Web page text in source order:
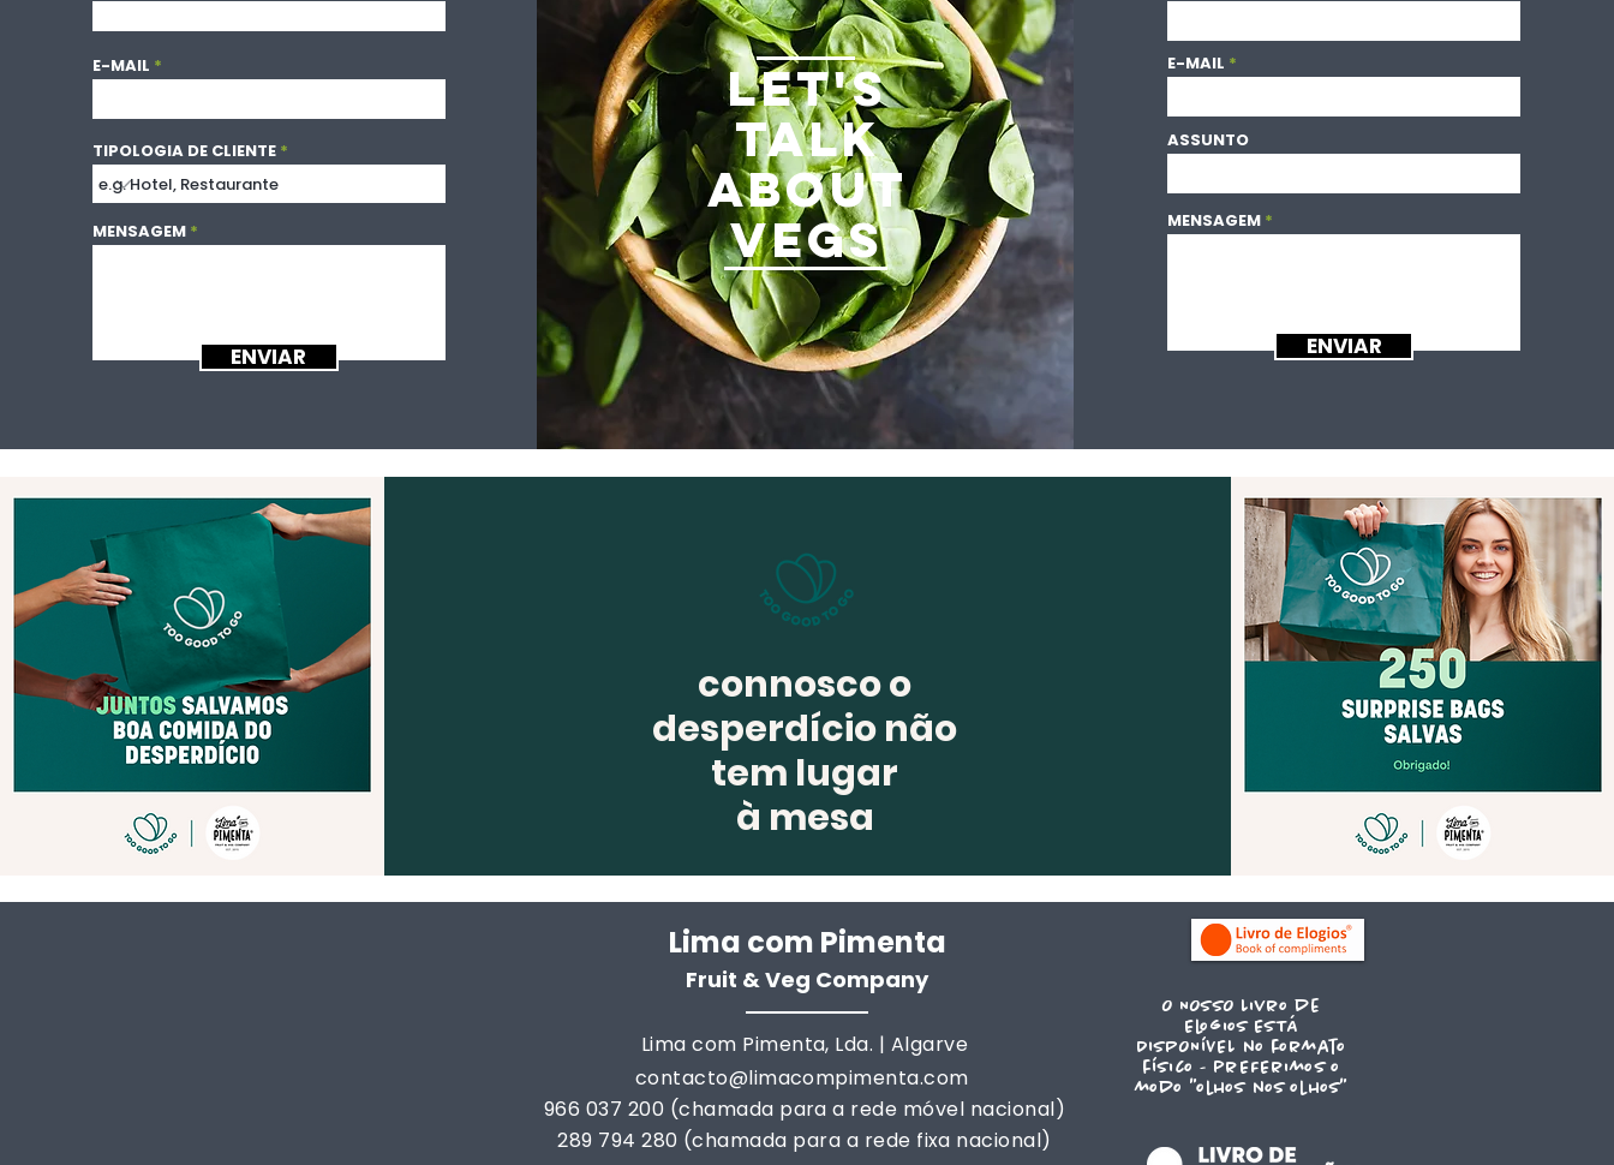
E-MAIL
TIPOLOGIA DE CLIENTE
MENSAGEM
ENVIAR
LET'S
TALK
ABOUT
VEGS
E-MAIL
ASSUNTO
MENSAGEM
ENVIAR
connosco o
desperdício não
tem lugar
à mesa
Lima com Pimenta
Fruit & Veg Company
Lima com Pimenta, Lda. | Algarve
contacto@limacompimenta.com
966 037 200 (chamada para a rede móvel nacional)
289 794 280 (chamada para a rede fixa nacional)
O NOSSO Livro de
Elogios ESTÁ
DISPONÍVEL no formato
físico - prEFErimos o
modo "olhos nos olhos"